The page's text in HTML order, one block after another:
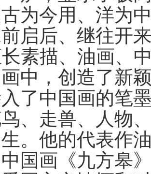
为今用、洋为
启后、继往开
素描、油画、
中，创造了新
了中国画的笔
、走兽、人物
。他的代表作
国画《九方皋